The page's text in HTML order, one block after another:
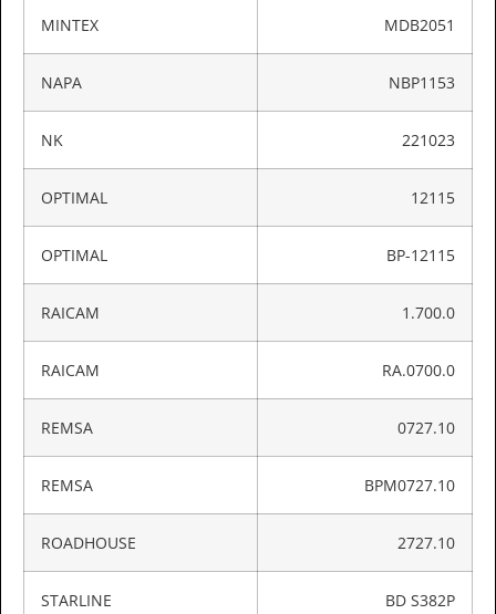
MINTEX MDB2051
NAPA NBP1153
NK 221023
OPTIMAL 12115
OPTIMAL BP-12115
RAICAM 1.700.0
RAICAM RA.0700.0
REMSA 0727.10
REMSA BPM0727.10
ROADHOUSE 2727.10
STARLINE BD S382P